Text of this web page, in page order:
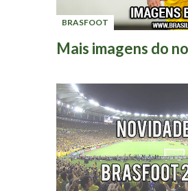
BRASFOOT
Mais imagens do